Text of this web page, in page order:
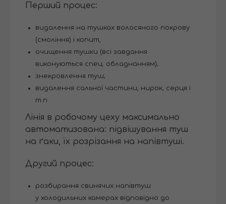
Перший процес:
видалення на тушках волосяного покрову
(смоління) і копит,
очищення тушки (всі завдання
виконуються спец. обладнанням);
знекровлення туш;
видалення сальної частини, нирок, серця і
т.п .
Лінія в робочому цеху максимально
автоматизована: підвішування туш
на ґаки, їх розрізання на напівтуші.
Другий процес:
розбирання свинячих напівтуш
у холодильних камерах відповідно до